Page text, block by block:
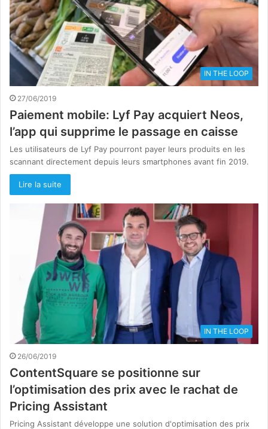
IN THE LOOP
27/06/2019
Paiement mobile: Lyf Pay acquiert Neos,
l’app qui supprime le passage en caisse
Les utilisateurs de Lyf Pay pourront payer leurs produits en les
scannant directement depuis leurs smartphones avant fin 2019.
Lire la suite
IN THE LOOP
26/06/2019
ContentSquare se positionne sur
l’optimisation des prix avec le rachat de
Pricing Assistant
Pricing Assistant développe une solution d'optimisation des prix